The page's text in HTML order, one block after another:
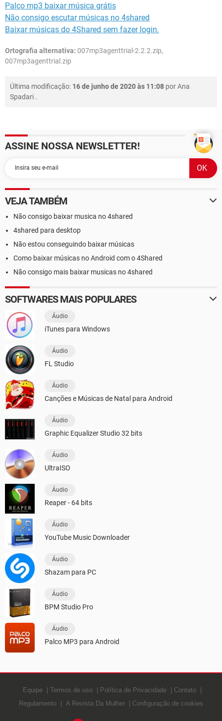
Palco mp3 baixar música grátis
Não consigo escutar músicas no 4shared
Baixar músicas do 4Shared sem fazer login.
Ortografia alternativa: 007mp3agenttrial-2.2.2.zip,
007mp3agenttrial.zip
Última modificação: 16 de junho de 2020 às 11:08 porAna
Spadari .
ASSINE NOSSA NEWSLETTER!
VEJA TAMBÉM
Não consigo baixar musica no 4shared
4shared para desktop
Não estou conseguindo baixar músicas
Como baixar músicas no Android com o 4Shared
Não consigo mais baixar musicas no 4shared
SOFTWARES MAIS POPULARES
Áudio
iTunes para Windows
Áudio
FL Studio
Áudio
Canções e Músicas de Natal para Android
Áudio
Graphic Equalizer Studio 32 bits
Áudio
UltraISO
Áudio
Reaper - 64 bits
Áudio
YouTube Music Downloader
Áudio
Shazam para PC
Áudio
BPM Studio Pro
Áudio
Palco MP3 para Android
Equipe Termos de uso Política de Privacidade
Contato
Regulamento
A Revista Da Mulher Configuração de cookies